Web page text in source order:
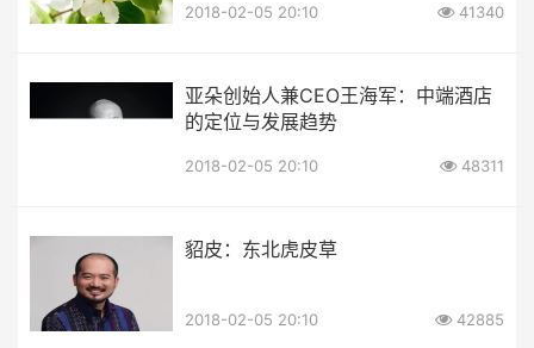
2018-02-05 20:10 41340
亚朵创始人兼CEO王海军：中端酒店
的定位与发展趋势
2018-02-05 20:10 48311
貂皮：东北虎皮草
2018-02-05 20:10 42885